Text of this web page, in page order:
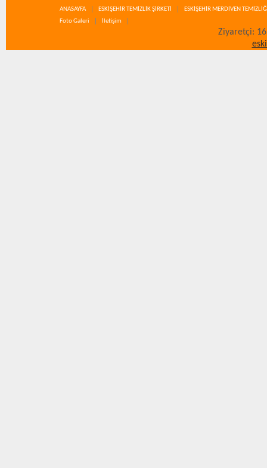
ANASAYFA ESKİŞEHİR TEMİZLİK ŞİRKETİ
ESKİŞEHİR MERDİVEN
Foto Galeri
İletişim
Ziyaretçi: